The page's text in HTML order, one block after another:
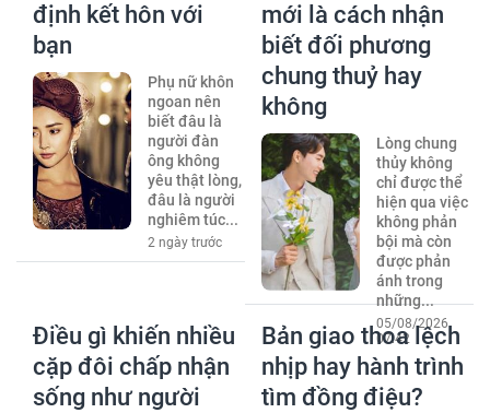
định kết hôn với
bạn
Phụ nữ khôn
ngoan nên
biết đâu là
người đàn
ông không
yêu thật lòng,
đâu là người
nghiêm túc...
2 ngày trước
mới là cách nhận
biết đối phương
chung thuỷ hay
không
Lòng chung
thủy không
chỉ được thể
hiện qua việc
không phản
bội mà còn
được phản
ánh trong
những...
05/08/2026
07:42
Điều gì khiến nhiều
cặp đôi chấp nhận
sống như người
Bản giao thoa lệch
nhịp hay hành trình
tìm đồng điệu?